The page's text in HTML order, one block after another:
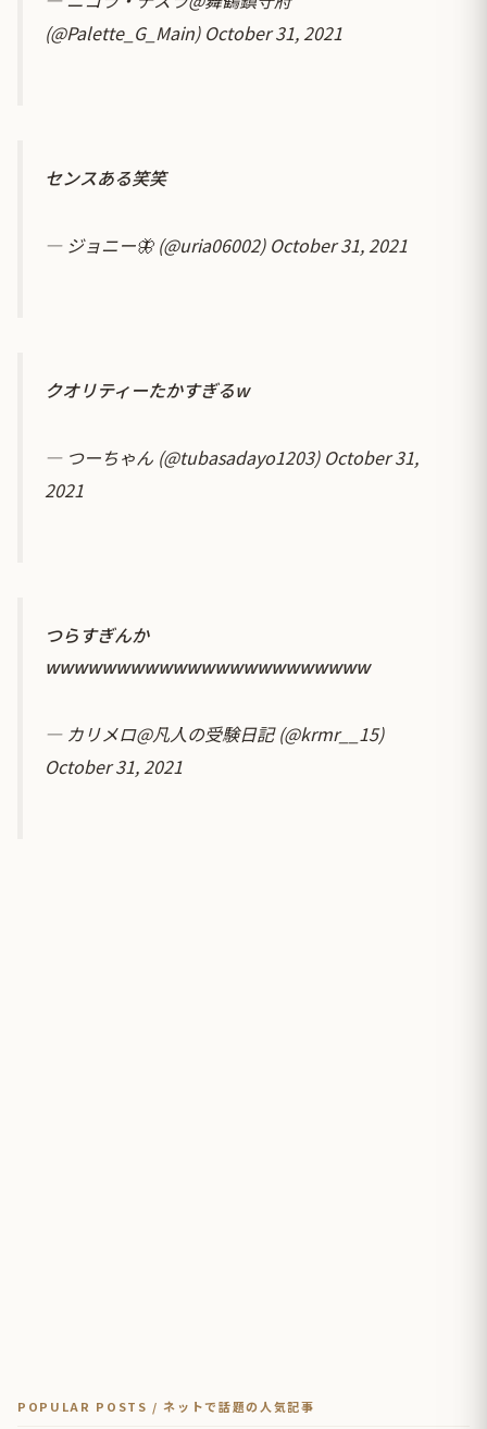
(@Palette_G_Main) October 31, 2021
センスある笑笑
— ジョニー🦋 (@uria06002) October 31, 2021
クオリティーたかすぎるw
— つーちゃん (@tubasadayo1203) October 31,
2021
つらすぎんか
wwwwwwwwwwwwwwwwwwwwwww
— カリメロ@凡人の受験日記 (@krmr__15)
October 31, 2021
POPULAR POSTS / ネットで話題の人気記事